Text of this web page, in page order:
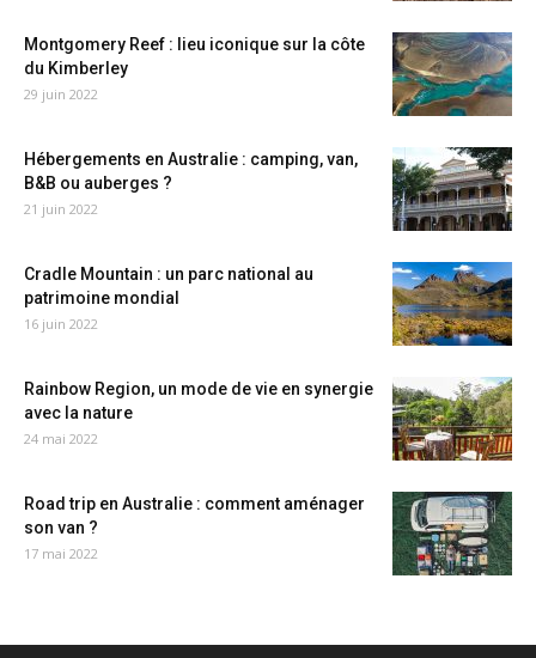
Montgomery Reef : lieu iconique sur la côte
du Kimberley
29 juin 2022
Hébergements en Australie : camping, van,
B&B ou auberges ?
21 juin 2022
Cradle Mountain : un parc national au
patrimoine mondial
16 juin 2022
Rainbow Region, un mode de vie en synergie
avec la nature
24 mai 2022
Road trip en Australie : comment aménager
son van ?
17 mai 2022